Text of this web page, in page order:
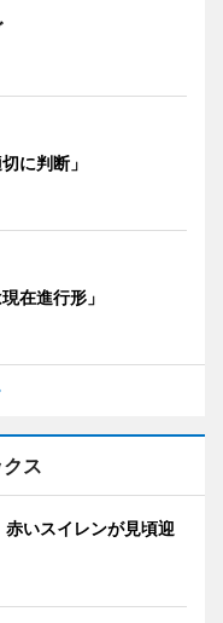
に判断」
在進行形」
ス
いスイレンが見頃迎